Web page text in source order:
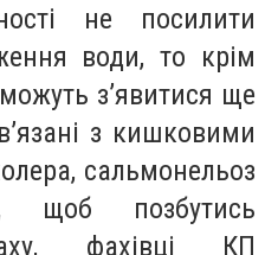
не посилити
води, то крім
з’явитися ще
з кишковими
сальмонельоз
позбутись
фахівці КП